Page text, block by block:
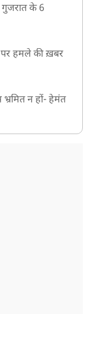
गुजरात के 6
पर हमले की ख़बर
भ्रमित न हों- हेमंत
के घायल होने
का फोन,